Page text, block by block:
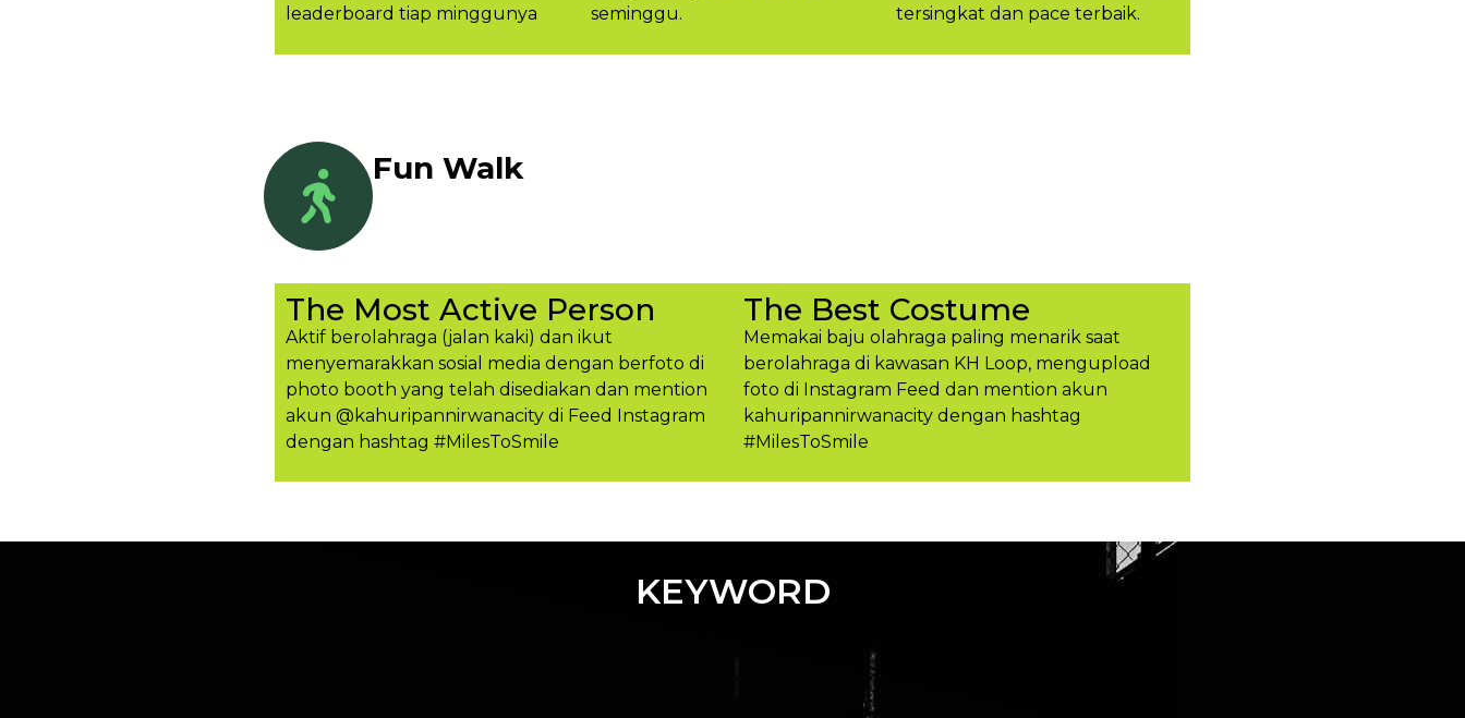
leaderboard tiap minggunya​
seminggu.​
tersingkat dan pace terbaik.
Fun Walk
The Most Active Person
Aktif berolahraga (jalan kaki) dan ikut
menyemarakkan sosial media dengan berfoto di
photo booth yang telah disediakan dan mention
akun @kahuripannirwanacity di Feed Instagram
dengan hashtag #MilesToSmile
The Best Costume
Memakai baju olahraga paling menarik saat
berolahraga di kawasan KH Loop, mengupload
foto di Instagram Feed dan mention akun
kahuripannirwanacity dengan hashtag
#MilesToSmil​e
KEYWORD